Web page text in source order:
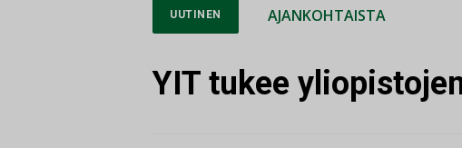
UUTINEN AJANKOHTAISTA
YIT tukee